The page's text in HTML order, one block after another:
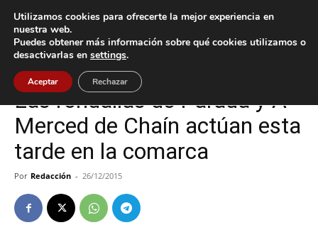
Inicio Gondomar
Gondomar Nigrán
Las rondallas de Parada y A
Merced de Chaín actúan esta
tarde en la comarca
Por Redacción - 26/12/2015
Utilizamos cookies para ofrecerte la mejor experiencia en
nuestra web.
Puedes obtener más información sobre qué cookies utilizamos o
desactivarlas en settings.
Aceptar Rechazar